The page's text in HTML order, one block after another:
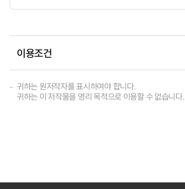
이용조건
귀하는 원저작자를 표시하여야 합니다.
귀하는 이 저작물을 영리 목적으로 이용할 수 없습니다.